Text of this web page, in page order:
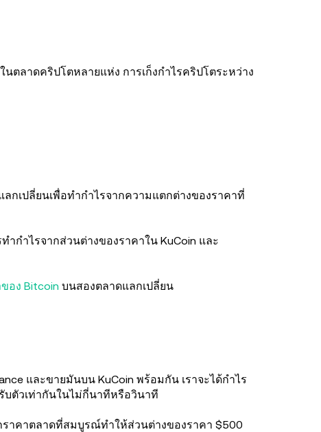
ตลาดคริปโตหลายแห่ง การเก็งกำไรคริปโตระหว่าง
กเปลี่ยนเพื่อทำกำไรจากความแตกต่างของราคาที่
กำไรจากส่วนต่างของราคาใน KuCoin และ
อง Bitcoin บนสองตลาดแลกเปลี่ยน
และขายมันบน KuCoin พร้อมกัน เราจะได้กำไร
บตัวเท่ากันในไม่กี่นาทีหรือวินาที
ราคาตลาดที่สมบูรณ์ทำให้ส่วนต่างของราคา $500